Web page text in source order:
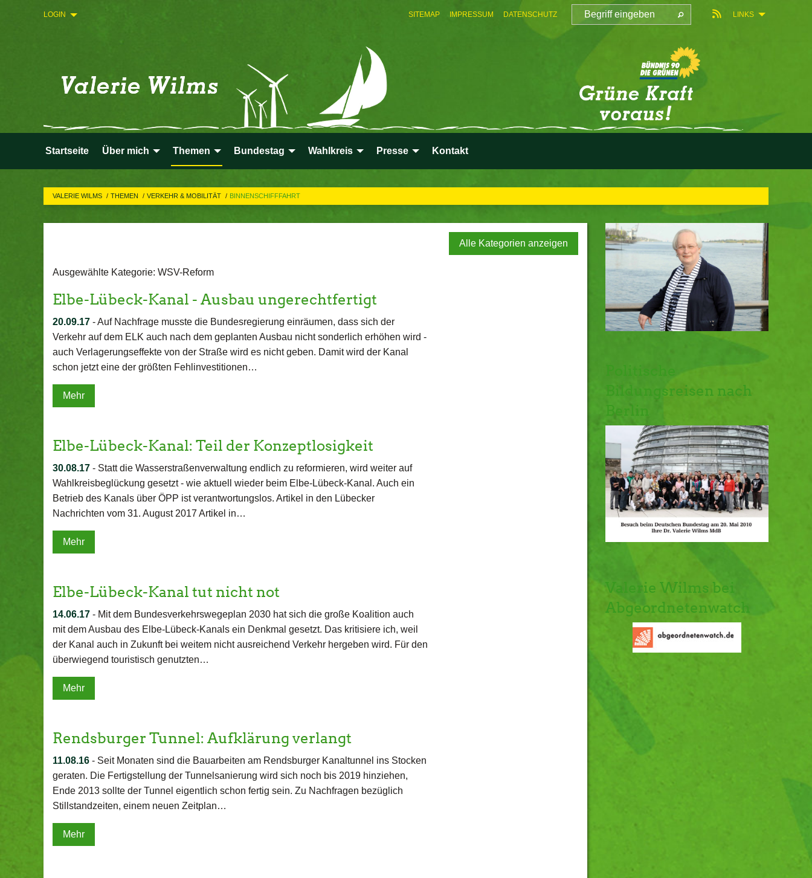
LINKS
SITEMAP IMPRESSUM DATENSCHUTZ
LOGIN
Startseite Über mich Themen Bundestag Wahlkreis Presse Kontakt
VALERIE WILMS THEMEN VERKEHR & MOBILITÄT BINNENSCHIFFFAHRT
Alle Kategorien anzeigen
Ausgewählte Kategorie: WSV-Reform
Elbe-Lübeck-Kanal - Ausbau ungerechtfertigt
20.09.17 -Auf Nachfrage musste die Bundesregierung einräumen, dass sich der
Verkehr auf dem ELK auch nach dem geplanten Ausbau nicht sonderlich erhöhen wird -
auch Verlagerungseffekte von der Straße wird es nicht geben. Damit wird der Kanal
schon jetzt eine der größten Fehlinvestitionen…
Mehr
Elbe-Lübeck-Kanal: Teil der Konzeptlosigkeit
30.08.17 - Statt die Wasserstraßenverwaltung endlich zu reformieren, wird weiter auf
Wahlkreisbeglückung gesetzt - wie aktuell wieder beim Elbe-Lübeck-Kanal. Auch ein
Betrieb des Kanals über ÖPP ist verantwortungslos. Artikel in den Lübecker
Nachrichten vom 31. August 2017 Artikel in…
Mehr
Elbe-Lübeck-Kanal tut nicht not
14.06.17 - Mit dem Bundesverkehrswegeplan 2030 hat sich die große Koalition auch
mit dem Ausbau des Elbe-Lübeck-Kanals ein Denkmal gesetzt. Das kritisiere ich, weil
der Kanal auch in Zukunft bei weitem nicht ausreichend Verkehr hergeben wird. Für den
überwiegend touristisch genutzten…
Mehr
Rendsburger Tunnel: Aufklärung verlangt
11.08.16 - Seit Monaten sind die Bauarbeiten am Rendsburger Kanaltunnel ins Stocken
geraten. Die Fertigstellung der Tunnelsanierung wird sich noch bis 2019 hinziehen,
Ende 2013 sollte der Tunnel eigentlich schon fertig sein. Zu Nachfragen bezüglich
Stillstandzeiten, einem neuen Zeitplan…
Mehr
Bildungsreisen nach
Berlin
Valerie Wilms bei
Abgeordnetenwatch